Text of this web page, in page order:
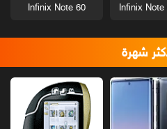
Infinix Note
Infinix Note 60
شهرة